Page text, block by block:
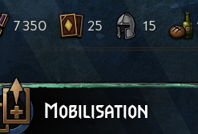
7 350 25 15
Mobilisation